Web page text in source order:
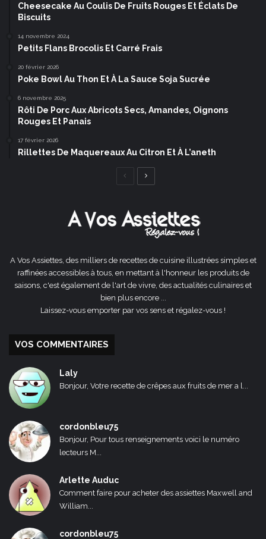
Cheesecake Au Coulis De Fruits Rouges Et Éclats De
Biscuits
14 novembre 2024
Petits Flans Brocolis Et Carré Frais
20 février 2026
Poke Bowl Au Thon Et À La Sauce Soja Sucrée
6 novembre 2025
Rôti De Porc Aux Abricots Secs, Amandes, Oignons
Rouges Et Panais
17 février 2026
Rillettes De Maquereaux Au Citron Et À L’aneth
Page
A Vos Assiettes, des milliers de recettes de cuisine illustrées simples et
raffinées accessibles à tous, en mettant à l'honneur les produits de
saisons, c'est également de l'art de vivre, des actualités culinaires et
bien plus encore ...
Laissez-vous emporter par vos sens et régalez-vous !
VOS COMMENTAIRES
Laly
Bonjour, Votre recette de crêpes aux fruits de mer a l...
cordonbleu75
Bonjour, Pour tous renseignements voici le numéro
lecteurs M...
Arlette Auduc
Comment faire pour acheter des assiettes Maxwell and
William...
cordonbleu75